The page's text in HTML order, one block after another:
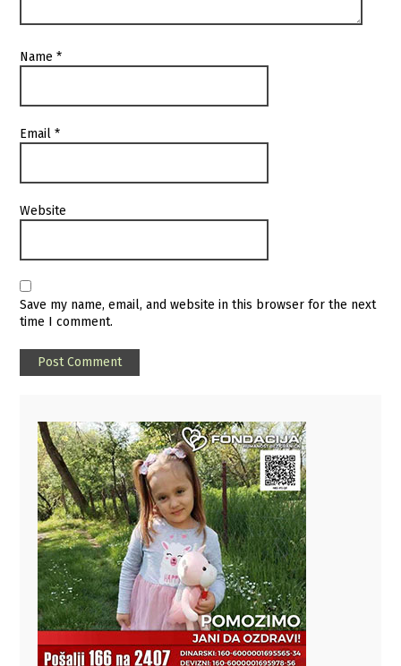
Name*
Email*
Website
Save my name, email, and website in this browser for the next
time I comment.